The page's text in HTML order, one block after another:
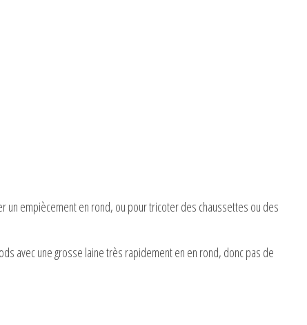
un empiècement en rond, ou pour tricoter des chaussettes ou des
avec une grosse laine très rapidement en en rond, donc pas de